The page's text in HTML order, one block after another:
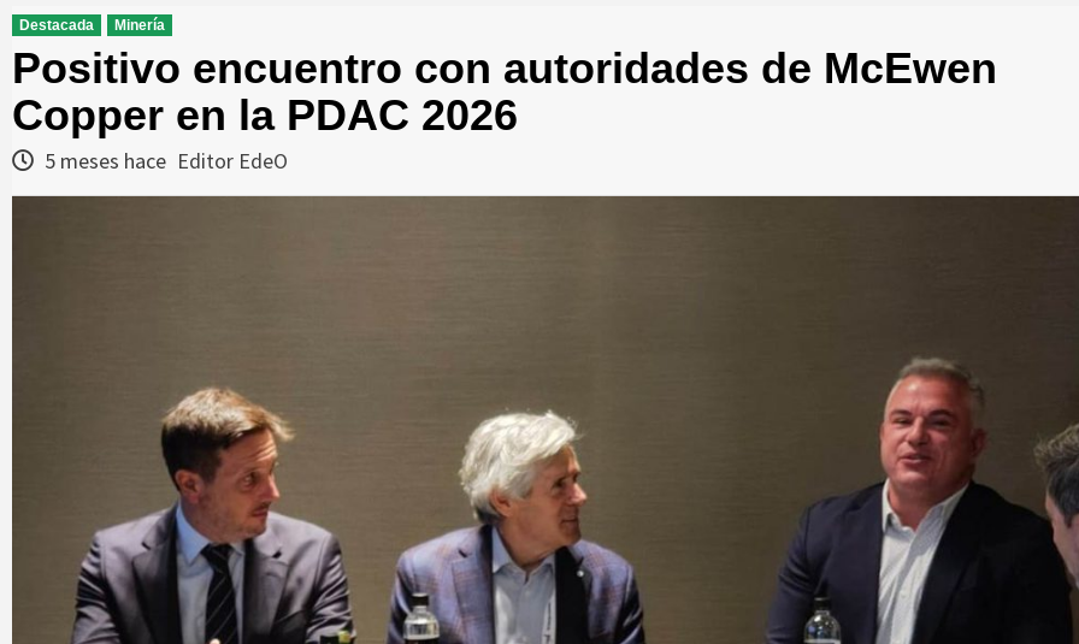
Destacada Minería
Positivo encuentro con autoridades de McEwen
Copper en la PDAC 2026
5 meses hace Editor EdeO